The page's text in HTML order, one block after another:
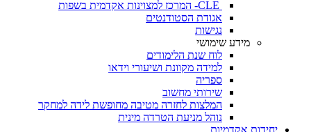
אגודת הסטודנטים
נגישות
מידע שימושי
לוח שנת הלימודים
למידה מקוונת ושיעורי וידאו
ספריה
שירותי מחשוב
המלצות לחזרה מטיבה מחופשת לידה למחקר
נוהל מניעת הטרדה מינית